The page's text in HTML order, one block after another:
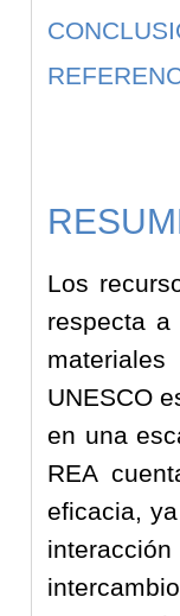
Los
respecta
UNESCO
en una
REA
eficacia,